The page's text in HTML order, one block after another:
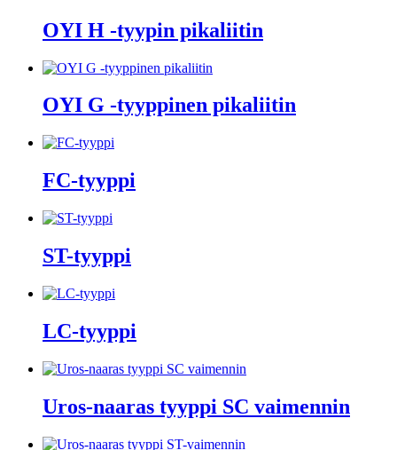
OYI H -tyypin pikaliitin
OYI G -tyyppinen pikaliitin
FC-tyyppi
ST-tyyppi
LC-tyyppi
Uros-naaras tyyppi SC vaimennin